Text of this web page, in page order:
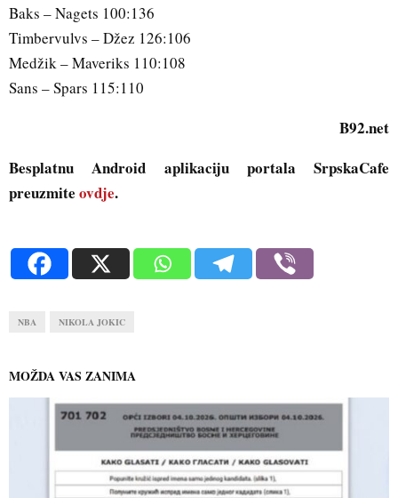
Baks – Nagets 100:136
Timbervulvs – Džez 126:106
Medžik – Maveriks 110:108
Sans – Spars 115:110
B92.net
Besplatnu Android aplikaciju portala SrpskaCafe
preuzmite ovdje.
NBA NIKOLA JOKIC
MOŽDA VAS ZANIMA